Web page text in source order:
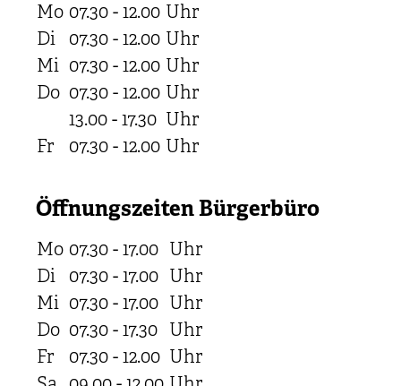
Mo 07.30 - 12.00 Uhr
Di
07.30 - 12.00 Uhr
Mi 07.30 - 12.00 Uhr
Do 07.30 - 12.00 Uhr
13.00 - 17.30 Uhr
Fr
07.30 - 12.00 Uhr
Öffnungszeiten Bürgerbüro
Mo 07.30 - 17.00 Uhr
Di
07.30 - 17.00 Uhr
Mi 07.30 - 17.00 Uhr
Do 07.30 - 17.30 Uhr
Fr
07.30 - 12.00 Uhr